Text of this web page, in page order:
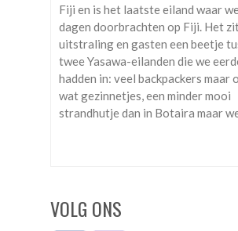
Fiji en is het laatste eiland waar
dagen doorbrachten op Fiji. Het
uitstraling en gasten een beetje
twee Yasawa-eilanden die we
hadden in: veel backpackers maar
wat gezinnetjes, een minder mooi
strandhutje dan in Botaira maar
VOLG ONS